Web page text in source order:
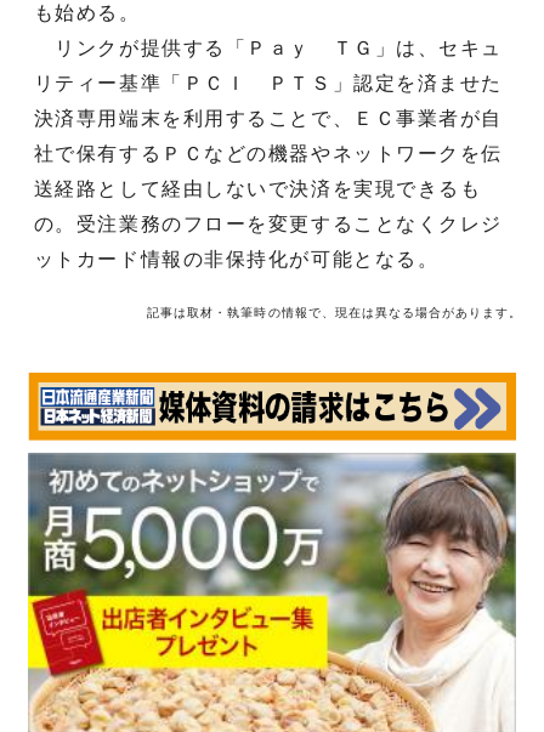
も始める。
リンクが提供する「Ｐａｙ ＴＧ」は、セキュ
リティー基準「ＰＣＩ ＰＴＳ」認定を済ませた
決済専用端末を利用することで、ＥＣ事業者が自
社で保有するＰＣなどの機器やネットワークを伝
送経路として経由しないで決済を実現できるも
の。受注業務のフローを変更することなくクレジ
ットカード情報の非保持化が可能となる。
記事は取材・執筆時の情報で、現在は異なる場合があります。